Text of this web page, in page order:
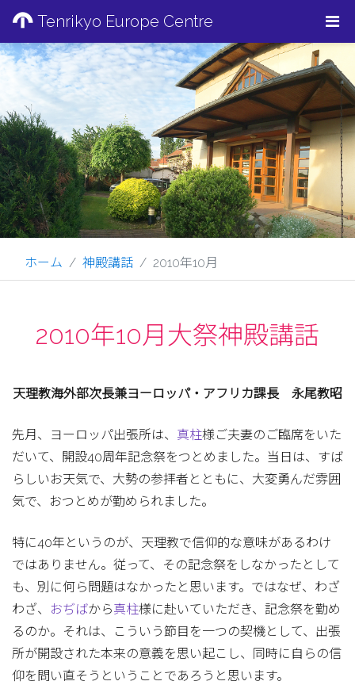
Tenrikyo Europe Centre
ホーム 神殿講話 2010年10月
2010年10月大祭神殿講話
天理教海外部次長兼ヨーロッパ・アフリカ課長 永尾教昭
先月、ヨーロッパ出張所は、 真柱様ご夫妻のご臨席をいた
だいて、開設40周年記念祭をつとめました。当日は、すば
らしいお天気で、大勢の参拝者とともに、大変勇んだ雰囲
気で、おつとめが勤められました。
特に40年というのが、天理教で信仰的な意味があるわけ
ではありません。従って、その記念祭をしなかったとして
も、別に何ら問題はなかったと思います。ではなぜ、わざ
わざ、
おぢばから真柱様に赴いていただき、記念祭を勤め
るのか。それは、こういう節目を一つの契機として、出張
所が開設された本来の意義を思い起こし、同時に自らの信
仰を問い直そうということであろうと思います。